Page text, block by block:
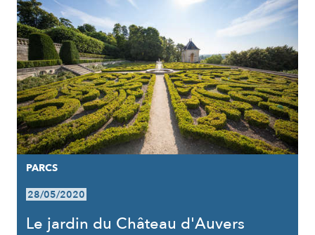
PARCS
28/05/2020
Le jardin du Château d'Auvers